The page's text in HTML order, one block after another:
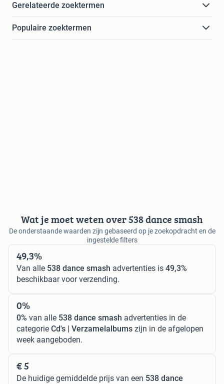
Gerelateerde zoektermen
Populaire zoektermen
Wat je moet weten over 538 dance smash
De onderstaande waarden zijn gebaseerd op je zoekopdracht en de
ingestelde filters
49,3%
Van alle 538 dance smash advertenties is 49,3%
beschikbaar voor verzending.
0%
0% van alle 538 dance smash advertenties in de
categorie Cd's | Verzamelalbums zijn in de afgelopen
week aangeboden.
€ 5
De huidige gemiddelde prijs van een 538 dance